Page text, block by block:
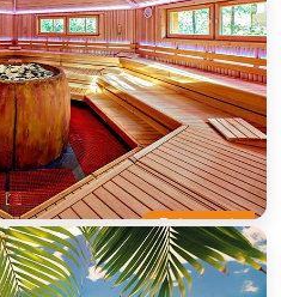
Entspannt